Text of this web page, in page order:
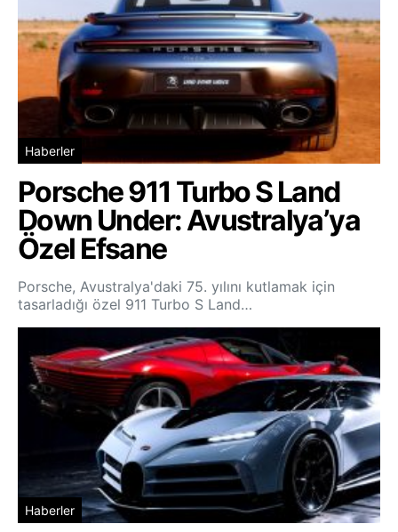
Haberler
Porsche 911 Turbo S Land
Down Under: Avustralya’ya
Özel Efsane
Porsche, Avustralya'daki 75. yılını kutlamak için
tasarladığı özel 911 Turbo S Land…
Haberler